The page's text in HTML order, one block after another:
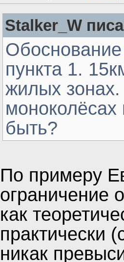
Stalker_W
Обоснование
пункта 1.
жилых
моноколёсах
быть?
По примеру
ограничение
как
практически
никак